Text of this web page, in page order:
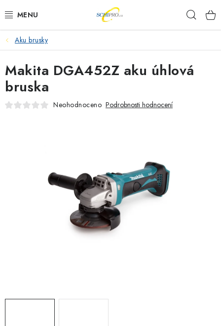
na
AKU NÁŘADÍ
ELEKTRICKÉ NÁŘADÍ
PŘÍSLUŠENSTVÍ
ZAHRADNÍ TECHNIKA
ZNAČKOVACÍ SPREJE
Aku brusky
Makita DGA452Z aku úhlová
bruska
Neohodnoceno Podrobnosti hodnocení